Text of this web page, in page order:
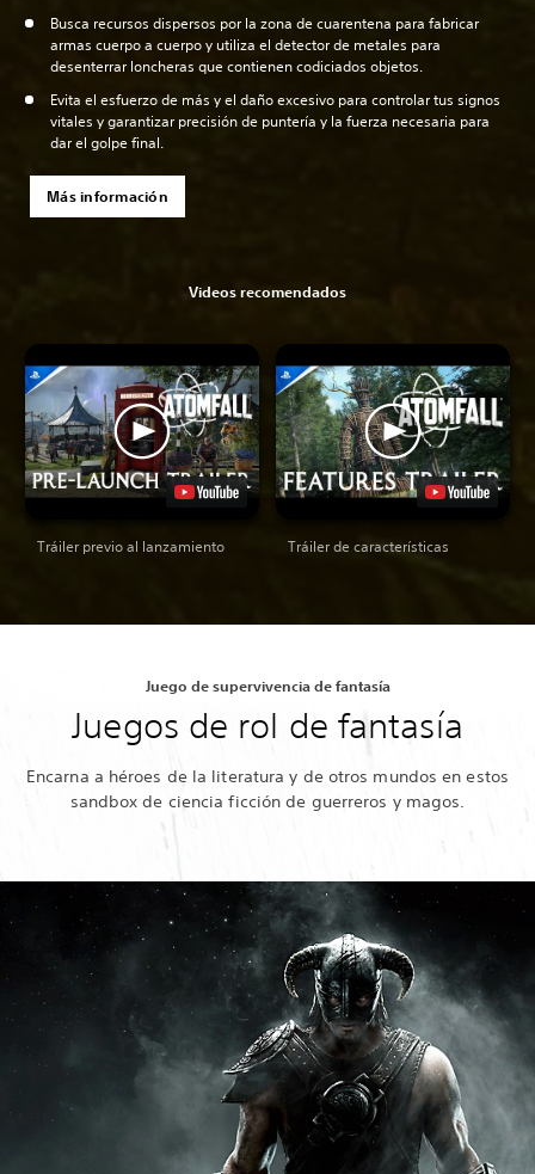
Busca recursos dispersos por la zona de cuarentena para fabricar
armas cuerpo a cuerpo y utiliza el detector de metales para
desenterrar loncheras que contienen codiciados objetos.
Evita el esfuerzo de más y el daño excesivo para controlar tus signos
vitales y garantizar precisión de puntería y la fuerza necesaria para
dar el golpe final.
Más información
Videos recomendados
Tráiler previo al lanzamiento Tráiler de características
Juego de supervivencia de fantasía
Juegos de rol de fantasía
Encarna a héroes de la literatura y de otros mundos en estos
sandbox de ciencia ficción de guerreros y magos.